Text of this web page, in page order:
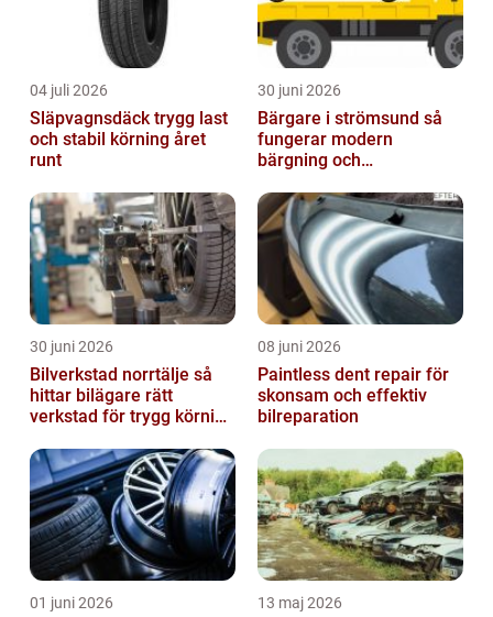
04 juli 2026
Släpvagnsdäck trygg last
och stabil körning året
runt
30 juni 2026
Bärgare i strömsund så
fungerar modern
bärgning och
30 juni 2026
Bilverkstad norrtälje så
hittar bilägare rätt
verkstad för trygg körning
08 juni 2026
Paintless dent repair för
skonsam och effektiv
bilreparation
01 juni 2026 13 maj 2026